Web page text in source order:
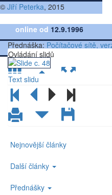
© Jiří Peterka, 2015
online od 12.9.1996
Ovládání slidů
Nejnovější články
Další články
Přednášky
Přednáška: Počítačové sítě,
Text slidu